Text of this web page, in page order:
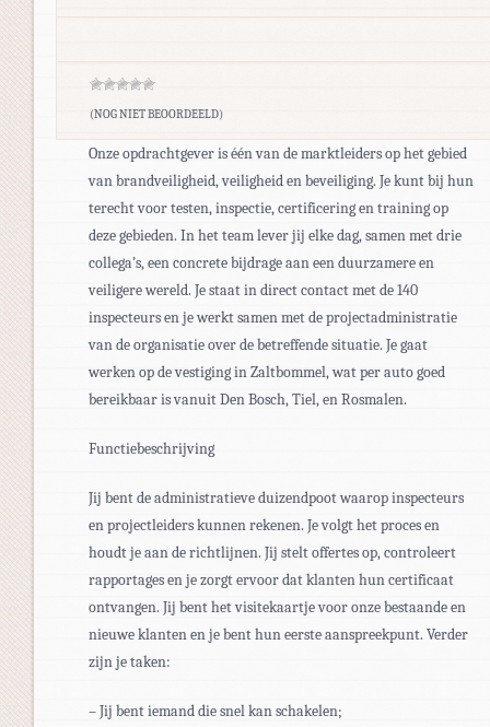
(NOG NIET BEOORDEELD)
Onze opdrachtgever is één van de marktleiders op het gebied
van brandveiligheid, veiligheid en beveiliging. Je kunt bij hun
terecht voor testen, inspectie, certificering en training op
deze gebieden. In het team lever jij elke dag, samen met drie
collega’s, een concrete bijdrage aan een duurzamere en
veiligere wereld. Je staat in direct contact met de 140
inspecteurs en je werkt samen met de projectadministratie
van de organisatie over de betreffende situatie. Je gaat
werken op de vestiging in Zaltbommel, wat per auto goed
bereikbaar is vanuit Den Bosch, Tiel, en Rosmalen.
Functiebeschrijving
Jij bent de administratieve duizendpoot waarop inspecteurs
en projectleiders kunnen rekenen. Je volgt het proces en
houdt je aan de richtlijnen. Jij stelt offertes op, controleert
rapportages en je zorgt ervoor dat klanten hun certificaat
ontvangen. Jij bent het visitekaartje voor onze bestaande en
nieuwe klanten en je bent hun eerste aanspreekpunt. Verder
zijn je taken:
– Jij bent iemand die snel kan schakelen;